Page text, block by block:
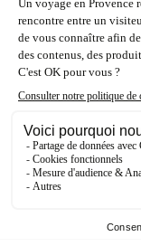
NOS
ESPACE
Accessibilité :